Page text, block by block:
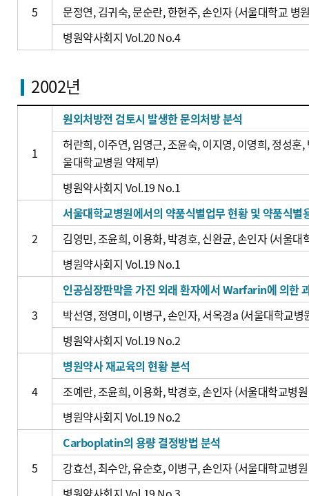
5
문정연, 김귀숙, 문순란, 한현주, 손인자 (서울대학교 병
병원약사회지 Vol.20 No.4
2002년
1
원외처방전 검토시 발생한 문의처방 분석
허란희, 이주연, 임영근, 조윤숙, 이지영, 이영희, 정성
울대학교병원 약제부)
병원약사회지 Vol.19 No.1
2
서울대학교병원에서의 약품식별업무 현황 및 약품식별
김영민, 조윤희, 이용화, 박경호, 신완균, 손인자 (서울대
병원약사회지 Vol.19 No.1
3
인공심장판막을 가진 외래 환자에서 Warfarin에 의한
박선영, 정영미, 이병구, 손인자, 서옥경a (서울대학교
병원약사회지 Vol.19 No.2
4
병원약사 재교육의 현황 분석
조예란, 조윤희, 이용화, 박경호, 손인자 (서울대학교병
병원약사회지 Vol.19 No.2
5
Carboplatin의 용량 결정방법 분석
강효선, 최수안, 유순호, 이병구, 손인자 (서울대학교병